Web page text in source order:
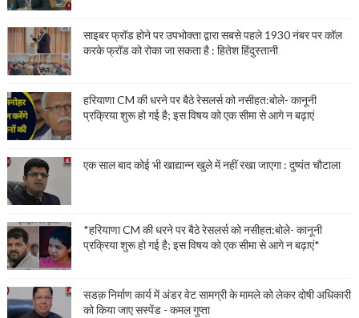
साइबर फ्रॉड होने पर उपभोक्ता द्वारा सबसे पहले 1930 नंबर पर कॉल
करके फ्रॉड को रोका जा सकता है : हितेश हिंदुस्तानी
हरियाणा CM की धरने पर बैठे रेसलर्स को नसीहत:बोले- कानूनी
प्रक्रिया शुरू हो गई है; इस विषय को एक सीमा से आगे न बढ़ाएं
एक साल बाद कोई भी खाद्यान्न खुले में नहीं रखा जाएगा : दुष्यंत चौटाला
*हरियाणा CM की धरने पर बैठे रेसलर्स को नसीहत:बोले- कानूनी
प्रक्रिया शुरू हो गई है; इस विषय को एक सीमा से आगे न बढ़ाएं*
सडक़ निर्माण कार्य में अंडर वेट सामग्री के मामले को लेकर दोषी अधिकारी
को किया जाए सस्पेंड - कमल गुप्ता